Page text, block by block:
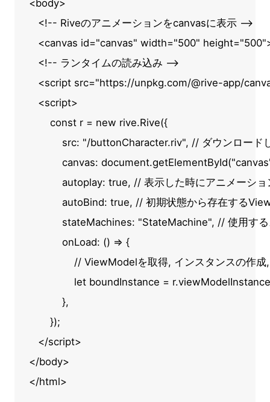
<body>
   <!-- Riveのアニメーションをcanvasに表示 -->
<canvas id="canvas" width="500"
   <!-- ランタイムの読み込み -->
<script src="https://unpkg.com/@rive-app/
   <script>
       const r = new rive.Rive({
src: "/buttonCharacter.riv", // ダウンロー
canvas:
autoplay: true, // 表示した時にアニメーシ
autoBind: true, // 初期状態から存在する
stateMachines: "StateMachine", // 使用
           onLoad: () => {
// ViewModelを取得, インスタンスの
let boundInstance =
           },
       });
   </script>
</body>
</html>